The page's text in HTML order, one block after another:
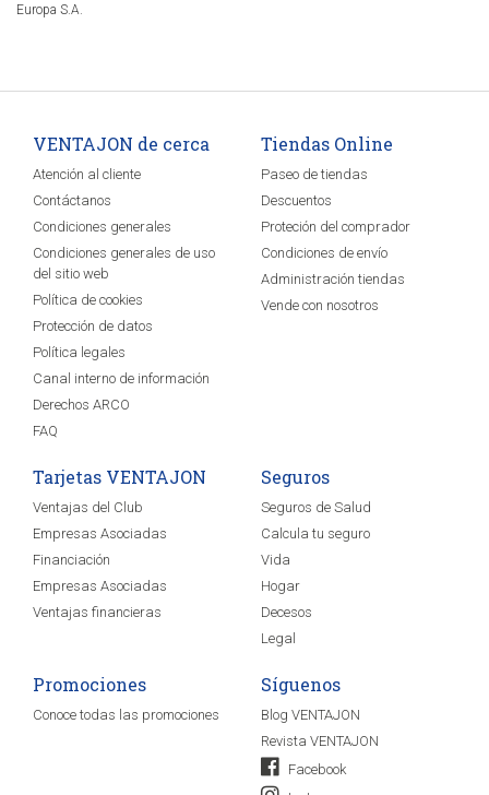
Europa S.A.
VENTAJON de cerca
Atención al cliente
Contáctanos
Condiciones generales
Condiciones generales de uso
del sitio web
Política de cookies
Protección de datos
Política legales
Canal interno de información
Derechos ARCO
FAQ
Tiendas Online
Paseo de tiendas
Descuentos
Proteción del comprador
Condiciones de envío
Administración tiendas
Vende con nosotros
Tarjetas VENTAJON
Ventajas del Club
Empresas Asociadas
Financiación
Empresas Asociadas
Ventajas financieras
Seguros
Seguros de Salud
Calcula tu seguro
Vida
Hogar
Decesos
Legal
Promociones
Conoce todas las promociones
Síguenos
Blog VENTAJON
Revista VENTAJON
Facebook